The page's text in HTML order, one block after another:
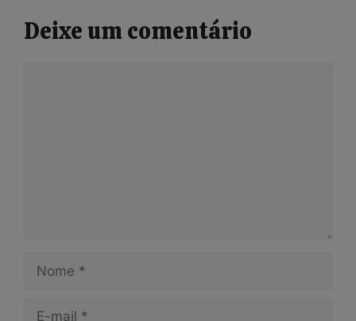
Deixe um comentário
Nome